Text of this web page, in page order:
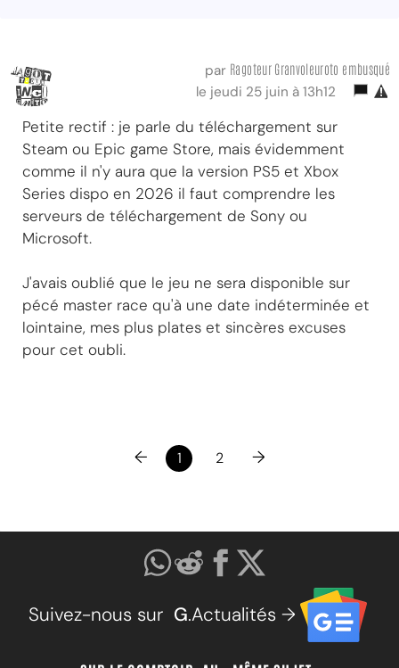
par Ragoteur Granvoleuroto embusqué
le jeudi 25 juin à 13h12
Petite rectif : je parle du téléchargement sur
Steam ou Epic game Store, mais évidemment
comme il n'y aura que la version PS5 et Xbox
Series dispo en 2026 il faut comprendre les
serveurs de téléchargement de Sony ou
Microsoft.
J'avais oublié que le jeu ne sera disponible sur
pécé master race qu'à une date indéterminée et
lointaine, mes plus plates et sincères excuses
pour cet oubli.
← 1 2 →
Suivez-nous sur G.Actualités →